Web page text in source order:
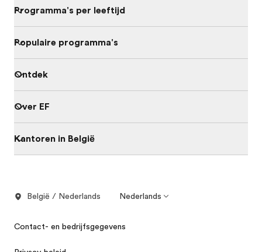
Programma's per leeftijd
Populaire programma's
Ontdek
Over EF
Kantoren in België
België / Nederlands Nederlands
Contact- en bedrijfsgegevens